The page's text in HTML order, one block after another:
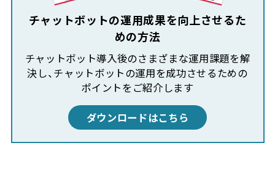
チャットボットの運用成果を向上させるた
めの方法
チャットボット導入後のさまざまな運用課題を解
決し、チャットボットの運用を成功させるための
ポイントをご紹介します
ダウンロードはこちら